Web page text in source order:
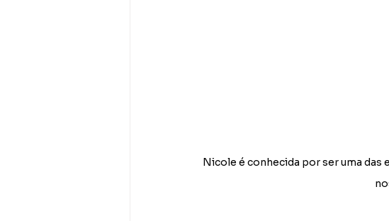
Nicole é conhecida por ser uma